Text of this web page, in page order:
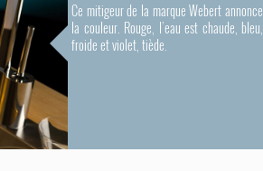
Ce mitigeur de la marque Webert annonce
la couleur. Rouge, l’eau est chaude, bleu,
froide et violet, tiède.